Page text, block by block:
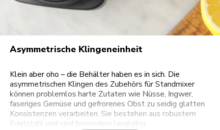
Asymmetrische Klingeneinheit
Klein aber oho – die Behälter haben es in sich. Die
asymmetrischen Klingen des Zubehörs für Standmixer
können problemlos harte Zutaten wie Nüsse, Ingwer,
faseriges Gemüse und gefrorenes Obst zu seidig glatten
Konsistenzen verarbeiten. Sie bestehen aus robustem
Edelstahl und sind besonders langlebig.